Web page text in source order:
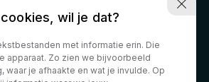
Openingstijden
Vr
09:00 - 19:00
Za
10:00 - 17:00
wil je dat?
met informatie erin. Die
apparaat. Zo zien we bijvoorbeeld
waar je afhaakte en wat je invulde. Op